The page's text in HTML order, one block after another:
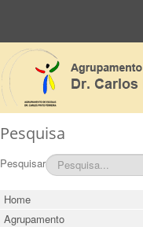
Pesquisa
Pesquisar
Home
Agrupamento